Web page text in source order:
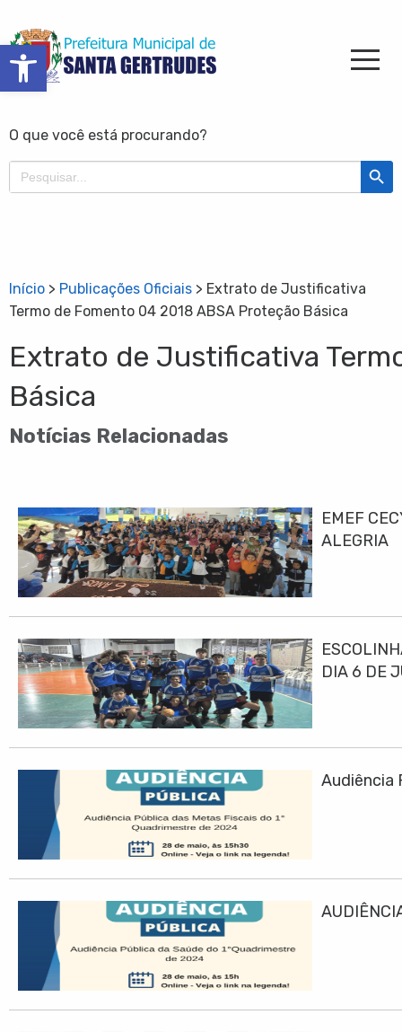
Barra de Ferramentas Aberta
O que você está procurando?
Search
for:
Search
Início > Publicações Oficiais > Extrato de Justificativa
Termo de Fomento 04 2018 ABSA Proteção Básica
Extrato de Justificativa
Básica
Notícias Relacionadas
EMEF
ALEGRIA
DIA 6 DE
Audiência